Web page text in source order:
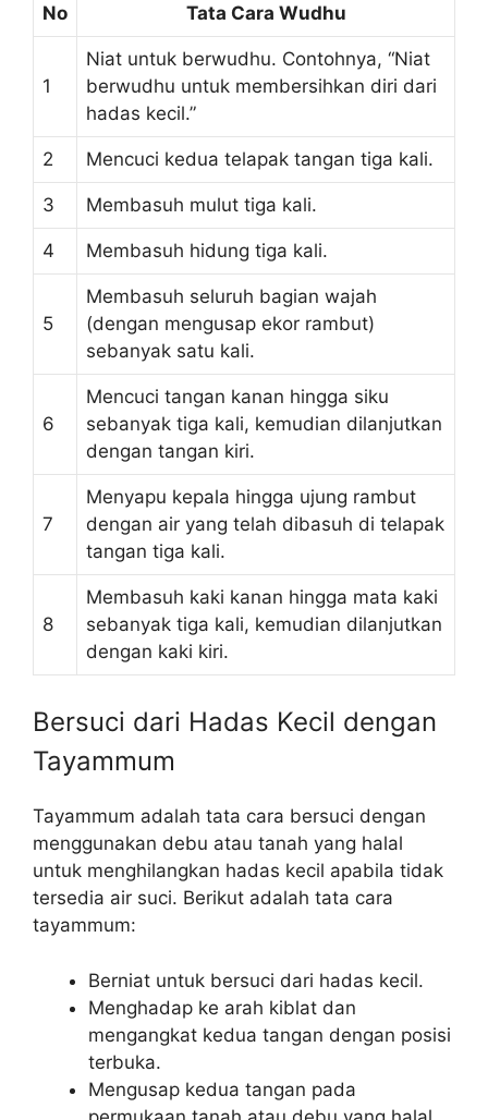
No Tata Cara Wudhu
1
Niat untuk berwudhu. Contohnya, “Niat
berwudhu untuk membersihkan diri dari
hadas kecil.”
2 Mencuci kedua telapak tangan tiga kali.
3 Membasuh mulut tiga kali.
4 Membasuh hidung tiga kali.
5
Membasuh seluruh bagian wajah
(dengan mengusap ekor rambut)
sebanyak satu kali.
6
Mencuci tangan kanan hingga siku
sebanyak tiga kali, kemudian dilanjutkan
dengan tangan kiri.
7
Menyapu kepala hingga ujung rambut
dengan air yang telah dibasuh di telapak
tangan tiga kali.
8
Membasuh kaki kanan hingga mata kaki
sebanyak tiga kali, kemudian dilanjutkan
dengan kaki kiri.
Bersuci dari Hadas Kecil dengan
Tayammum
Tayammum adalah tata cara bersuci dengan
menggunakan debu atau tanah yang halal
untuk menghilangkan hadas kecil apabila tidak
tersedia air suci. Berikut adalah tata cara
tayammum:
Berniat untuk bersuci dari hadas kecil.
Menghadap ke arah kiblat dan
mengangkat kedua tangan dengan posisi
terbuka.
Mengusap kedua tangan pada